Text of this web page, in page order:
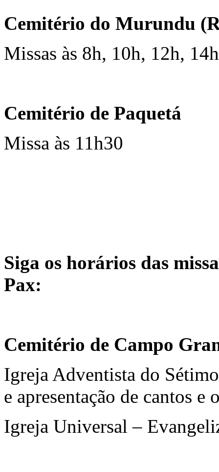
Cemitério do Murundu
Missas às 8h, 10h, 12h,
Cemitério de Paquetá
Missa às 11h30
Siga os horários das
Pax:
Cemitério de Campo
Igreja Adventista do
e apresentação de cantos e
Igreja Universal –